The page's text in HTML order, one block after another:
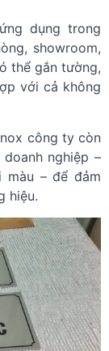
dụng trong
showroom,
thể gắn tường,
với cả không
công ty còn
nghiệp –
– để đảm
hiệu.